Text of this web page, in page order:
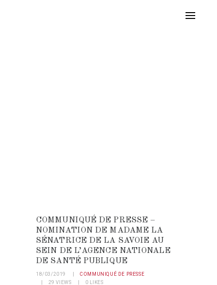
COMMUNIQUÉ DE PRESSE –
NOMINATION DE MADAME LA
SÉNATRICE DE LA SAVOIE AU
SEIN DE L’AGENCE NATIONALE
DE SANTÉ PUBLIQUE
18/03/2019
COMMUNIQUÉ DE PRESSE
29 VIEWS 0 LIKES